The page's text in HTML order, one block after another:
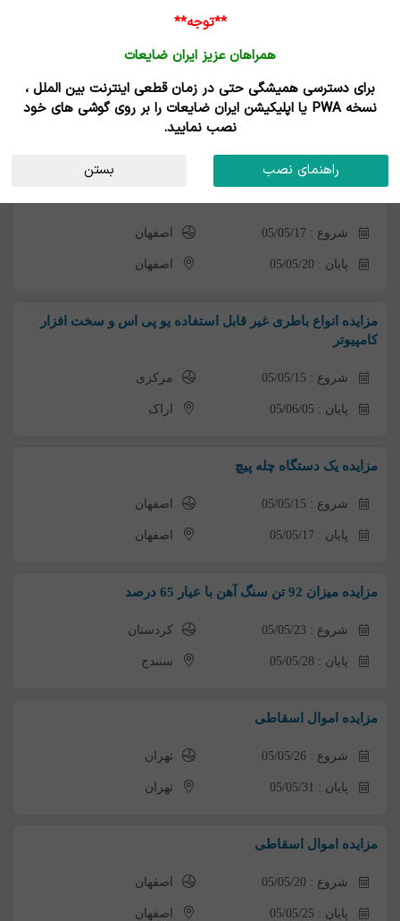
آگهی های مزایده
شروع : 05/05/17 اصفهان
پایان : 05/05/20 اصفهان
مزایده انواع باطری غیر قابل استفاده یو پی اس و سخت افزار
کامپیوتر
شروع : 05/05/15 مرکزی
پایان : 05/06/05 اراک
مزایده یک دستگاه چله پیچ
شروع : 05/05/15 اصفهان
پایان : 05/05/17 اصفهان
مزایده میزان 92 تن سنگ آهن با عیار 65 درصد
شروع : 05/05/23 کردستان
پایان : 05/05/28 سنندج
مزایده اموال اسقاطی
شروع : 05/05/26 تهران
پایان : 05/05/31 تهران
مزایده اموال اسقاطی
شروع : 05/05/20 اصفهان
پایان : 05/05/25 اصفهان
**توجه**
همراهان عزیز ایران ضایعات
برای دسترسی همیشگی حتی در زمان قطعی اینترنت بین الملل ،
نسخه PWA یا اپلیکیشن ایران ضایعات را بر روی گوشی های خود
نصب نمایید.
راهنمای نصب بستن